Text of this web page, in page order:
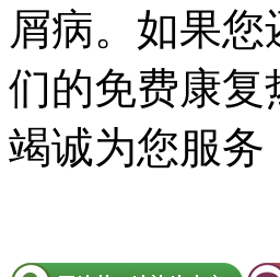
屑病。如果
们的免费康复
竭诚为您服务